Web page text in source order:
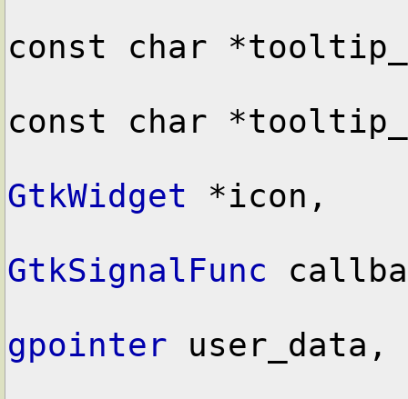
const char
const char
GtkWidget *icon,
GtkSignalFunc
gpointer user_data,